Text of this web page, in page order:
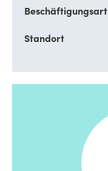
Beschäftigungsart
Standort